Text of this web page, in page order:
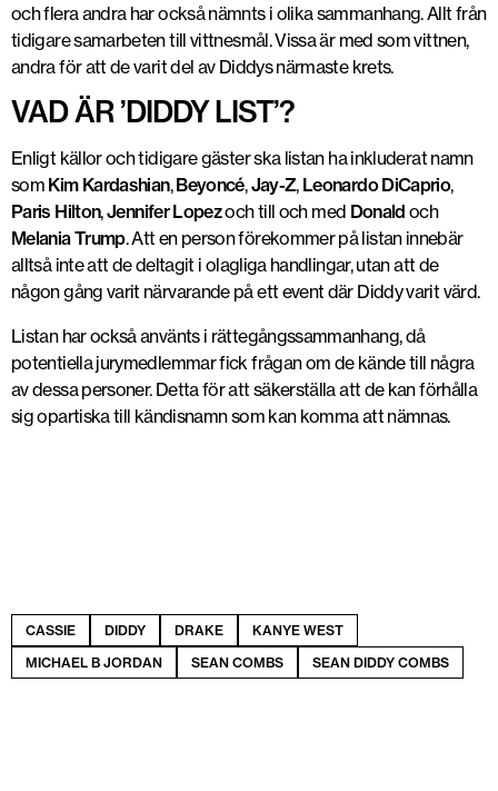
och flera andra har också nämnts i olika sammanhang. Allt från
tidigare samarbeten till vittnesmål. Vissa är med som vittnen,
andra för att de varit del av Diddys närmaste krets.
VAD ÄR ’DIDDY LIST’?
Enligt källor och tidigare gäster ska listan ha inkluderat namn
som Kim Kardashian,Beyoncé,Jay-Z, Leonardo DiCaprio,
Paris Hilton,Jennifer Lopezoch till och med Donald och
Melania Trump. Att en person förekommer på listan innebär
alltså inte att de deltagit i olagliga handlingar, utan att de
någon gång varit närvarande på ett event där Diddy varit värd.
Listan har också använts i rättegångssammanhang, då
potentiella jurymedlemmar fick frågan om de kände till några
av dessa personer. Detta för att säkerställa att de kan förhålla
sig opartiska till kändisnamn som kan komma att nämnas.
CASSIE DIDDY DRAKE
KANYE WEST
MICHAEL B JORDAN
SEAN COMBS SEAN DIDDY COMBS